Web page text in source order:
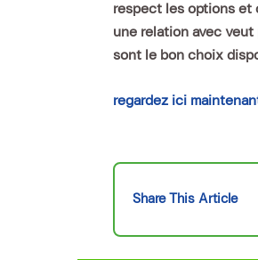
respect les options et
une relation avec veut
sont le bon choix
regardez ici
Share This Article